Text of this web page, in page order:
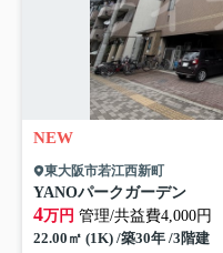
NEW
東大阪市若江西新町
YANOパークガーデン
4万円 管理/共益費4,000円
22.00㎡ (1K) /築30年 /3階建